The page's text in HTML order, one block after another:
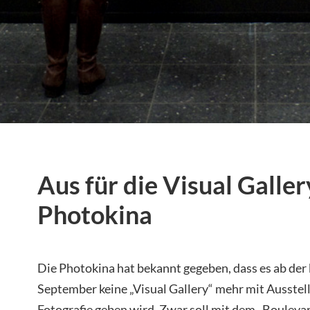
Aus für die Visual
Photokina
Die Photokina hat bekannt gegeben, dass es ab
September keine „Visual Gallery“ mehr mit